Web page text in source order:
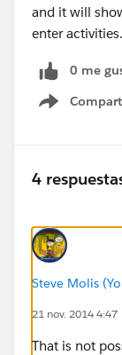
and it will
enter activities.
0 me
Show
4
Steve Molis
21 nov. 2014 4:47
That is not